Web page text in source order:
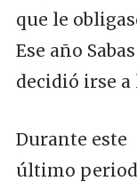
que le
Ese año
decidió irse a
Durante este
último